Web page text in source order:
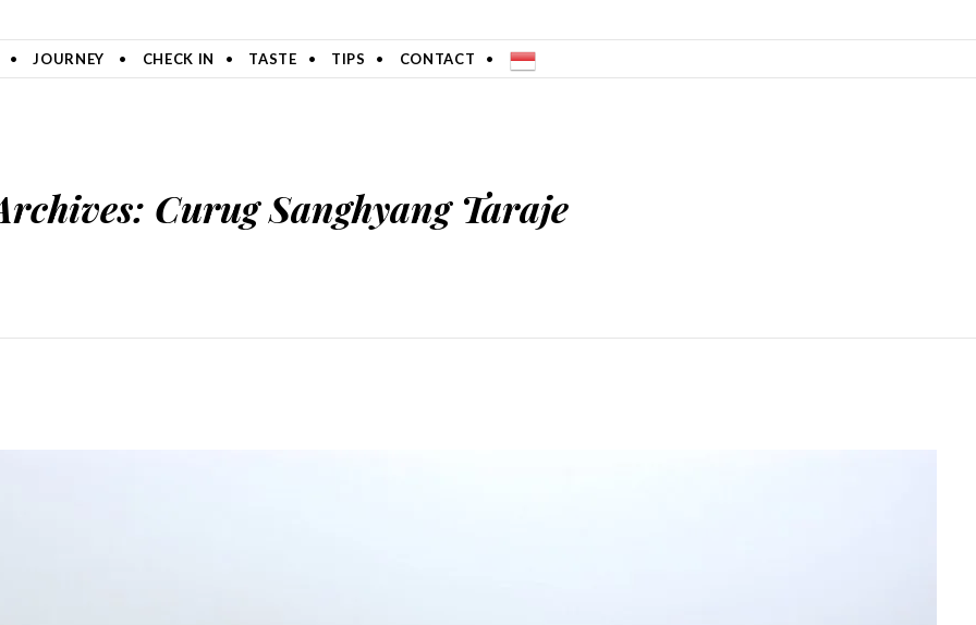
JOURNEY CHECK IN TASTE TIPS CONTACT
Curug Sanghyang Taraje